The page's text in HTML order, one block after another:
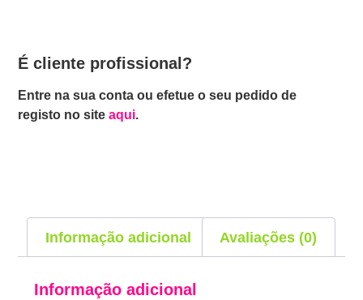
É cliente profissional?
Entre na sua conta ou efetue o seu pedido de
registo no siteaqui.
Informação adicional Avaliações (0)
Informação adicional